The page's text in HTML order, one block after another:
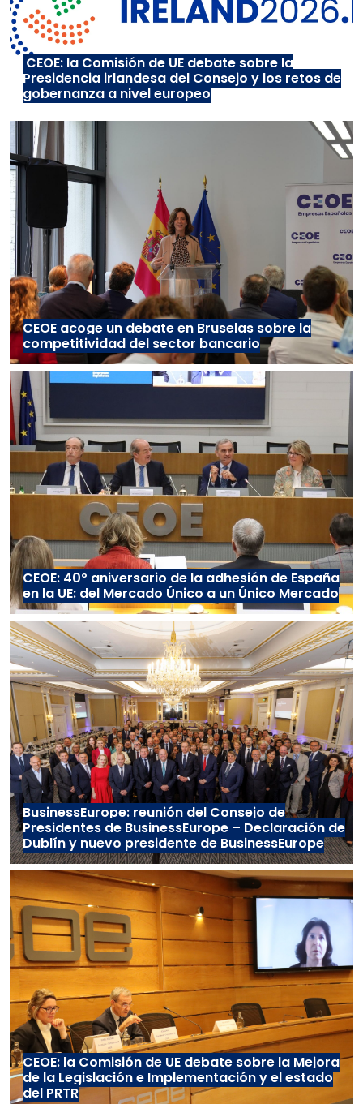
CEOE: la Comisión de UE debate sobre la
Presidencia irlandesa del Consejo y los retos de
gobernanza a nivel europeo
CEOE acoge un debate en Bruselas sobre la
competitividad del sector bancario
CEOE: 40º aniversario de la adhesión de España
en la UE: del Mercado Único a un Único Mercado
BusinessEurope: reunión del Consejo de
Presidentes de BusinessEurope – Declaración de
Dublín y nuevo presidente de BusinessEurope
CEOE: la Comisión de UE debate sobre la Mejora
de la Legislación e Implementación y el estado
del PRTR